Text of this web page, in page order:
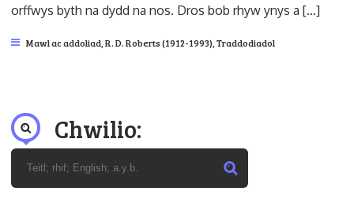
orffwys byth na dydd na nos. Dros bob rhyw ynys a […]
Mawl ac addoliad R. D. Roberts (1912-1993) Traddodiadol
Chwilio: